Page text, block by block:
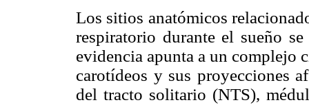
Los sitios anatómicos
respiratorio durante el sueño
evidencia apunta a un complejo
carotídeos y sus proyecciones
del tracto solitario (NTS),